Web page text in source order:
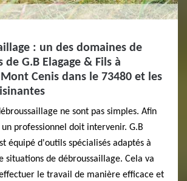
: un des domaines de
de G.B Elagage & Fils à
Cenis dans le 73480 et les
ne sont pas simples. Afin
professionnel doit intervenir. G.B
équipé d'outils spécialisés adaptés à
situations de débroussaillage. Cela va
le travail de manière efficace et